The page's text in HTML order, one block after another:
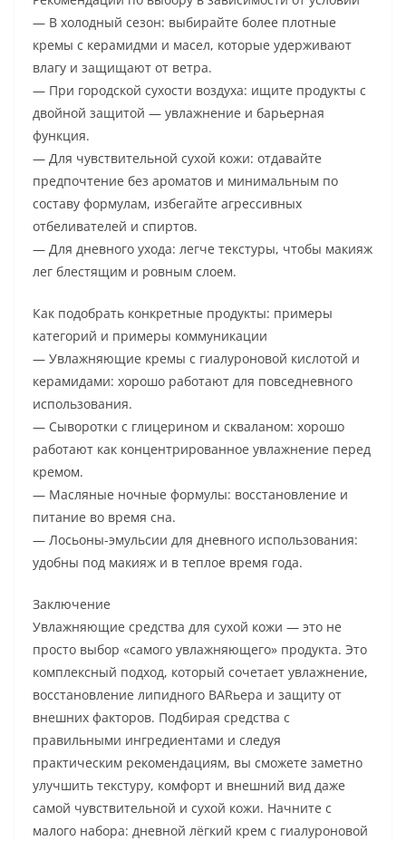
— В холодный сезон: выбирайте более плотные
кремы с керамидми и масел, которые удерживают
влагу и защищают от ветра.
— При городской сухости воздуха: ищите продукты с
двойной защитой — увлажнение и барьерная
функция.
— Для чувствительной сухой кожи: отдавайте
предпочтение без ароматов и минимальным по
составу формулам, избегайте агрессивных
отбеливателей и спиртов.
— Для дневного ухода: легче текстуры, чтобы макияж
лег блестящим и ровным слоем.
Как подобрать конкретные продукты: примеры
категорий и примеры коммуникации
— Увлажняющие кремы с гиалуроновой кислотой и
керамидами: хорошо работают для повседневного
использования.
— Сыворотки с глицерином и скваланом: хорошо
работают как концентрированное увлажнение перед
кремом.
— Масляные ночные формулы: восстановление и
питание во время сна.
— Лосьоны-эмульсии для дневного использования:
удобны под макияж и в теплое время года.
Заключение
Увлажняющие средства для сухой кожи — это не
просто выбор «самого увлажняющего» продукта. Это
комплексный подход, который сочетает увлажнение,
восстановление липидного BARьера и защиту от
внешних факторов. Подбирая средства с
правильными ингредиентами и следуя
практическим рекомендациям, вы сможете заметно
улучшить текстуру, комфорт и внешний вид даже
самой чувствительной и сухой кожи. Начните с
малого набора: дневной лёгкий крем с гиалуроновой